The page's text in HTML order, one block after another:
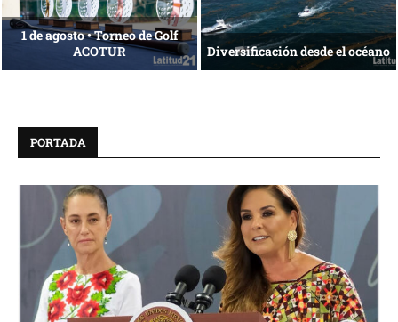
La esencia del servicio
Desarrollo en disputa… ¿Hasta
dónde crecer?
PORTADA